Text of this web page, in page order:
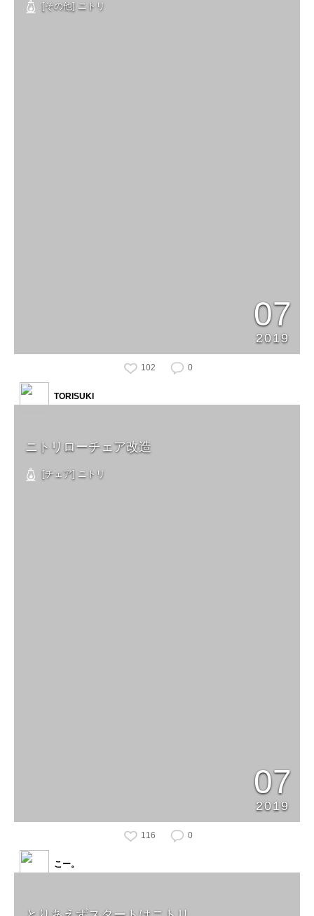
[その他] ニトリ
07
2019
102 0
ニトリローチェア改造
[チェア] ニトリ
07
2019
TORISUKI
116 0
こー。